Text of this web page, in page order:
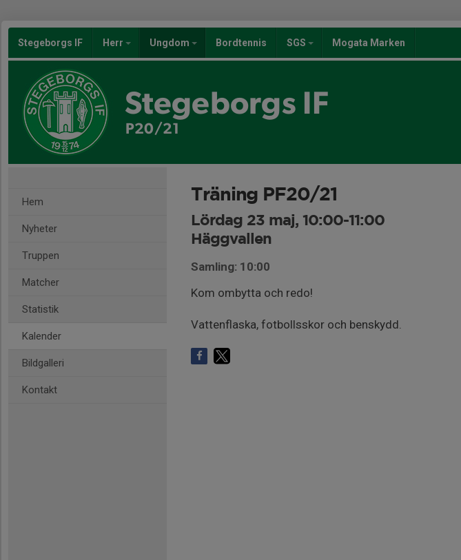
Stegeborgs IF Herr Ungdom Bordtennis SGS Mogata Marken
Stegeborgs IF
P20/21
Hem
Nyheter
Truppen
Matcher
Statistik
Kalender
Bildgalleri
Kontakt
Träning PF20/21
Lördag 23 maj, 10:00-11:00
Häggvallen
Samling: 10:00
Kom ombytta och redo!
Vattenflaska, fotbollsskor och benskydd.